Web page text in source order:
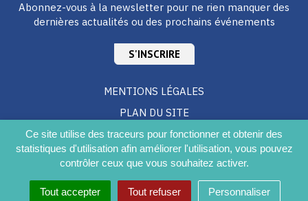
Ce site utilise des traceurs pour fonctionner et obtenir des
statistiques d'utilisation afin améliorer l'utilisation, vous pouvez
contrôler ceux que vous souhaitez activer.
Tout accepter Tout refuser Personnaliser
Abonnez-vous à la newsletter pour ne rien manquer des
dernières actualités ou des prochains événements
S'INSCRIRE
MENTIONS LÉGALES
PLAN DU SITE
CRÉDITS
ACCESSIBILITÉ DU SITE